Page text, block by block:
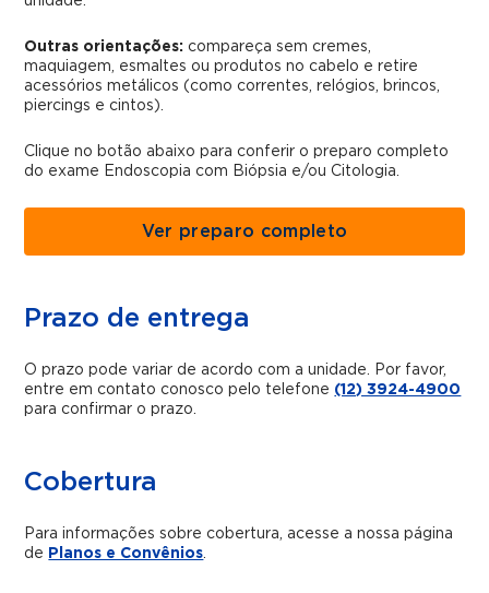
Outras orientações: compareça sem cremes,
maquiagem, esmaltes ou produtos no cabelo e retire
acessórios metálicos (como correntes, relógios, brincos,
piercings e cintos).
Clique no botão abaixo para conferir o preparo completo
do exame Endoscopia com Biópsia e/ou Citologia.
Ver preparo completo
Prazo de entrega
O prazo pode variar de acordo com a unidade. Por favor,
entre em contato conosco pelo telefone (12) 3924-4900
para confirmar o prazo.
Cobertura
Para informações sobre cobertura, acesse a nossa página
de Planos e Convênios.